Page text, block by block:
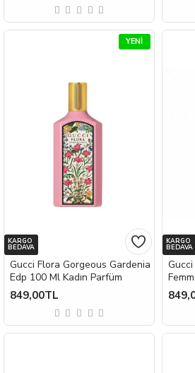
YENI
KARGO
BEDAVA
Gucci Flora Gorgeous Gardenia
Edp 100 Ml Kadın Parfüm
849,00TL
KARGO
BEDAVA